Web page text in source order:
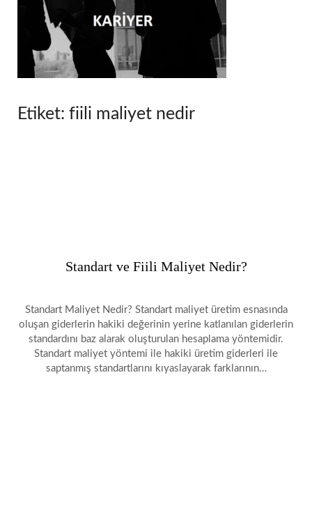
Etiket: fiili maliyet nedir
Standart ve Fiili Maliyet Nedir?
Standart Maliyet Nedir? Standart maliyet üretim esnasında
oluşan giderlerin hakiki değerinin yerine katlanılan giderlerin
standardını baz alarak oluşturulan hesaplama yöntemidir.
Standart maliyet yöntemi ile hakiki üretim giderleri ile
saptanmış standartlarını kıyaslayarak farklarının…